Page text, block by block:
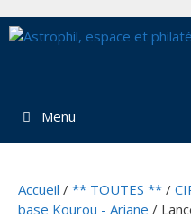
au
Menu
Accueil / ** TOUTES ** /
base Kourou - Ariane /